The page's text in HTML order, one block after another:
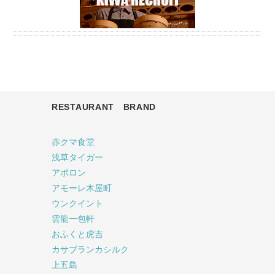
RESTAURANT BRAND
赤クマ食堂
浅草タイガー
アポロン
アモーレ木屋町
ウンクイント
雲龍一包軒
おふくと虎吉
カサブランカシルク
上五島